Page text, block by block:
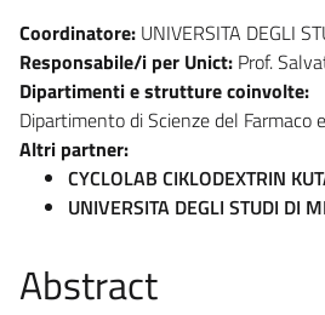
Coordinatore: UNIVERSITA DEGLI
Responsabile/i per Unict: Prof.
Dipartimenti e strutture coinvolte:
Dipartimento di Scienze del Farmaco
Altri partner:
CYCLOLAB CIKLODEXTRIN
UNIVERSITA DEGLI STUDI DI
Abstract